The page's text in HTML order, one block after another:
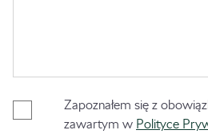
Zapoznałem się z
zawartym w Polityce